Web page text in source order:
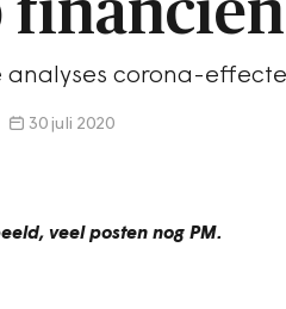
analyses corona-
30 juli 2020
veel posten nog PM.